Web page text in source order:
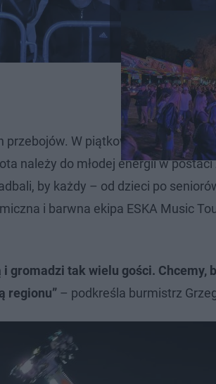
W piątkowy wieczór na
należy do młodej energii w postaci
by każdy – od dzieci po
i barwna ekipa ESKA Music
gromadzi tak wielu gości. Chcemy,
regionu” – podkreśla burmistrz